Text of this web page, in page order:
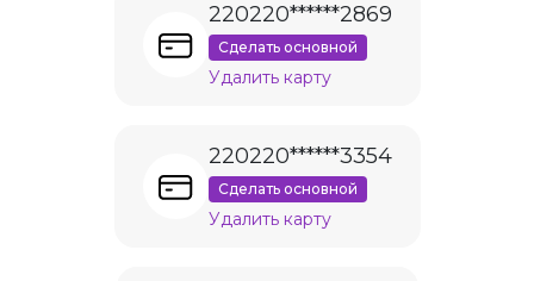
220220******2869
Сделать основной
Удалить карту
220220******3354
Сделать основной
Удалить карту